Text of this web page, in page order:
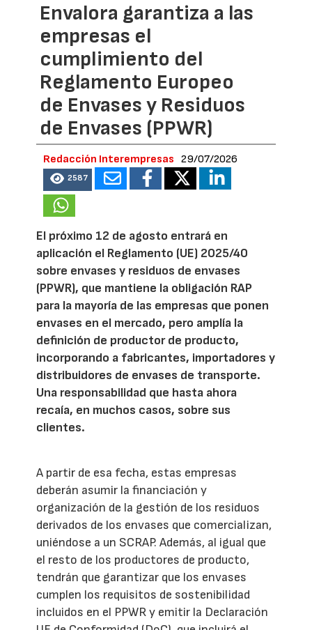
Envalora garantiza a las
empresas el
cumplimiento del
Reglamento Europeo
de Envases y Residuos
de Envases (PPWR)
Redacción Interempresas 29/07/2026
2587
El próximo 12 de agosto entrará en
aplicación el Reglamento (UE) 2025/40
sobre envases y residuos de envases
(PPWR), que mantiene la obligación RAP
para la mayoría de las empresas que ponen
envases en el mercado, pero amplía la
definición de productor de producto,
incorporando a fabricantes, importadores y
distribuidores de envases de transporte.
Una responsabilidad que hasta ahora
recaía, en muchos casos, sobre sus
clientes.
A partir de esa fecha, estas empresas
deberán asumir la financiación y
organización de la gestión de los residuos
derivados de los envases que comercializan,
uniéndose a un SCRAP. Además, al igual que
el resto de los productores de producto,
tendrán que garantizar que los envases
cumplen los requisitos de sostenibilidad
incluidos en el PPWR y emitir la Declaración